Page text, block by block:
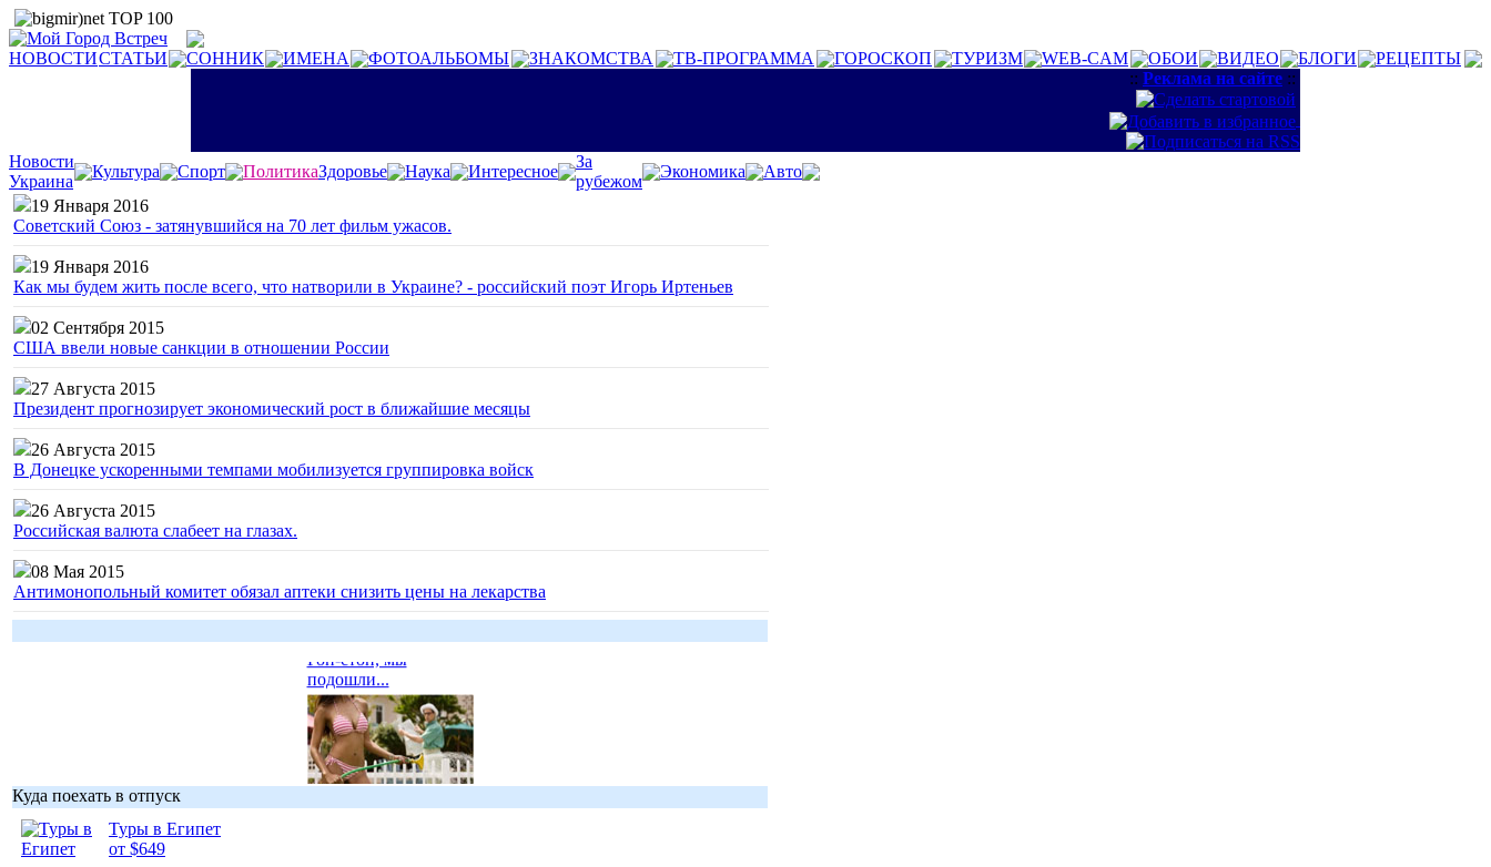
НОВОСТИСТАТЬИ СОННИК ИМЕНА ФОТОАЛЬБОМЫ ЗНАКОМСТВА ТВ-ПРОГРАММА ГОРОСКОП ТУРИЗМ WEB-CAM ОБОИ ВИДЕО БЛОГИ
РЕЦЕПТЫ
:: Реклама на сайте ::
Новости
Украина
Культура Спорт ПолитикаЗдоровье Наука Интересное
За
рубежом
Экономика
Авто
19 Января 2016
Советский Союз - затянувшийся на 70 лет фильм ужасов.
19 Января 2016
Как мы будем жить после всего, что натворили в Украине? - российский поэт Игорь Иртеньев
02 Сентября 2015
США ввели новые санкции в отношении России
27 Августа 2015
Президент прогнозирует экономический рост в ближайшие месяцы
26 Августа 2015
В Донецке ускоренными темпами мобилизуется группировка войск
26 Августа 2015
Российская валюта слабеет на глазах.
08 Мая 2015
Антимонопольный комитет обязал аптеки снизить цены на лекарства
подошли...
Подборка
Куда поехать в отпуск
Туры в Египет
от $649